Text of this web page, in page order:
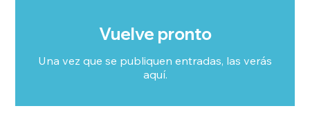
Vuelve pronto
Una vez que se publiquen entradas, las verás
aquí.